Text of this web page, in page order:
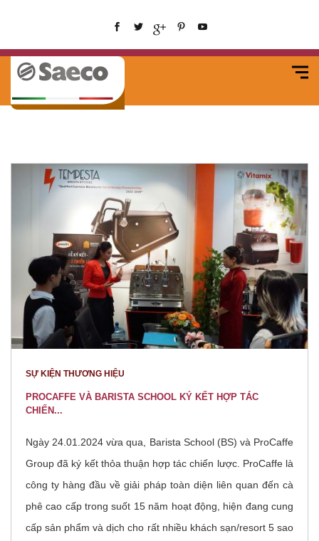
SỰ KIỆN THƯƠNG HIỆU
PROCAFFE VÀ BARISTA SCHOOL KÝ KẾT HỢP TÁC
CHIẾN...
Ngày 24.01.2024 vừa qua, Barista School (BS) và ProCaffe
Group đã ký kết thỏa thuận hợp tác chiến lược. ProCaffe là
công ty hàng đầu về giải pháp toàn diện liên quan đến cà
phê cao cấp trong suốt 15 năm hoạt động, hiện đang cung
cấp sản phẩm và dịch cho rất nhiều khách sạn/resort 5 sao